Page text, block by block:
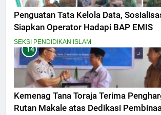
Penguatan Tata Kelola Data,
Siapkan Operator Hadapi BAP EMIS
SEKSI PENDIDIKAN ISLAM
14
Kemenag Tana Toraja Terima
Rutan Makale atas Dedikasi